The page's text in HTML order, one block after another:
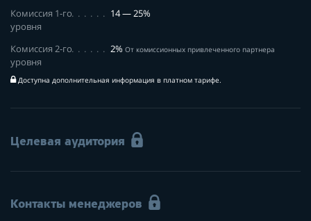
Комиссия 1-го
уровня
14 — 25%
Комиссия 2-го
уровня
2%От комиссионных привлеченного партнера
Доступна дополнительная информация в платном тарифе.
Целевая аудитория
Контакты менеджеров